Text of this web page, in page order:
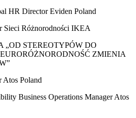
HR Director Eviden Poland
Sieci Różnorodności IKEA
„OD STEREOTYPÓW DO
ZMIENIA
Poland
Business Operations Manager Atos